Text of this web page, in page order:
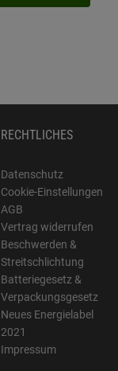
RECHTLICHES
Datenschutz
Cookie-Einstellungen
AGB
Vertrag widerrufen
Beschwerden &
Streitschlichtung
Batteriegesetz &
Verpackungsgesetz
Neues Energielabel
2021
Impressum